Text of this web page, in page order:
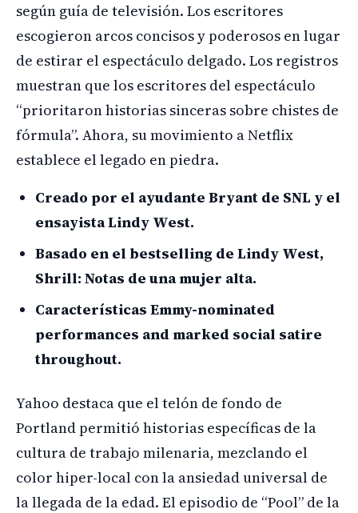
según guía de televisión. Los escritores
escogieron arcos concisos y poderosos en lugar
de estirar el espectáculo delgado. Los registros
muestran que los escritores del espectáculo
“prioritaron historias sinceras sobre chistes de
fórmula”. Ahora, su movimiento a Netflix
establece el legado en piedra.
Creado por el ayudante Bryant de SNL y el
ensayista Lindy West.
Basado en el bestselling de Lindy West,
Shrill: Notas de una mujer alta.
Características Emmy-nominated
performances and marked social satire
throughout.
Yahoo destaca que el telón de fondo de
Portland permitió historias específicas de la
cultura de trabajo milenaria, mezclando el
color hiper-local con la ansiedad universal de
la llegada de la edad. El episodio de “Pool” de la